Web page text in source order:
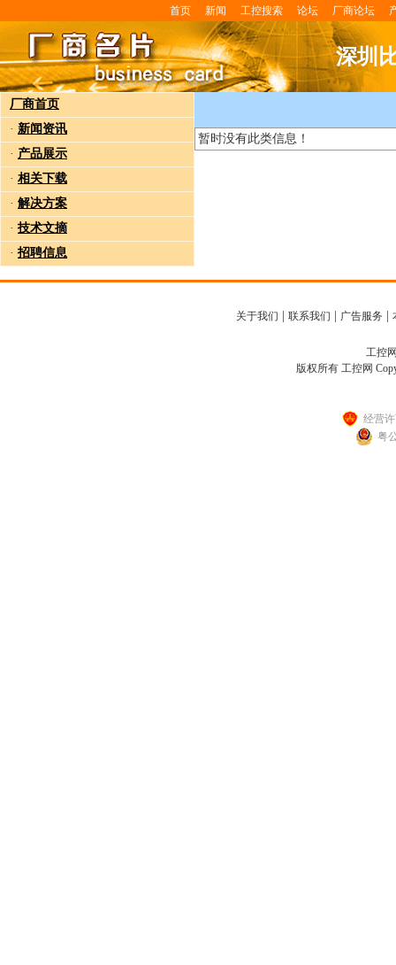
首页 新闻 工控搜索 论坛 厂商论坛
深圳
厂商首页
· 新闻资讯
· 产品展示
· 相关下载
· 解决方案
· 技术文摘
· 招聘信息
暂时没有此类信息！
关于我们 联系我们 广告服务
工控
版权所有 工控网
经营
粤